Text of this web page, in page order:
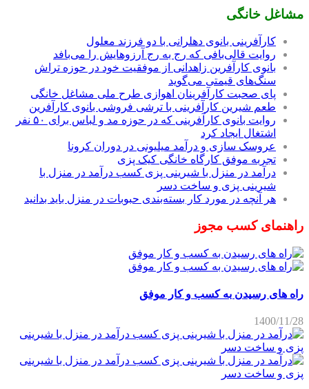
مشاغل خانگی
کارآفرینی بانوی دهلرانی با دو فرزند معلول
روایت قالی‌بافی که رج به رج آرزوهایش را می‌بافد
بانوی کارآفرین زاهدانی از موفقیت خود در حوزه تراش
سنگ‌های قیمتی می‌گوید
پای صحبت کارآفرینان اهوازی طرح ملی مشاغل خانگی
طعم شیرین کارآفرینی با ترشی فروشی بانوی کارآفرین
روایت بانوی کارآفرینی که در حوزه مد و لباس برای ۵۰ نفر
اشتغال ایجاد کرد
عروسک سازی و درآمد میلیونی در دوران کرونا
تجربه موفق کارگاه خانگی کیک پزی
درآمد در منزل با شیرینی پزی کسب درآمد در منزل با
شیرینی پزی و ساخت دسر
هر آنچه در مورد کار بسته‌بندی حبوبات در منزل باید بدانید
راهنمای کسب مجوز
راه های رسیدن به کسب و کار موفق
1400/11/28